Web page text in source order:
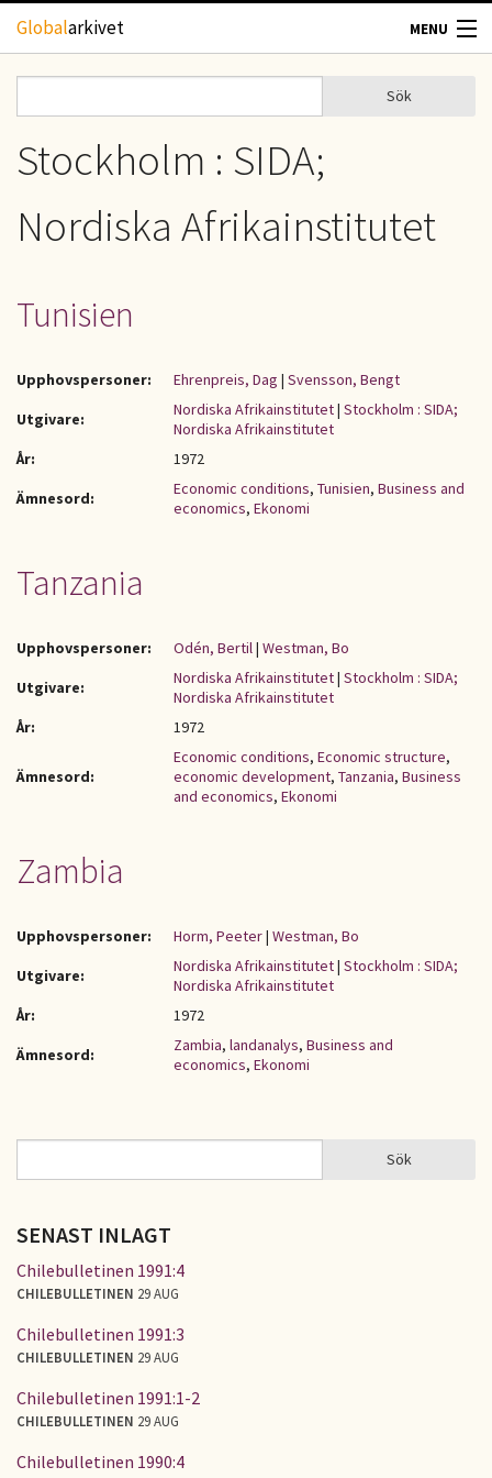
Hoppa till huvudinnehåll
Globalarkivet MENU
TIDSKRIFTER
OM OSS
KONTAKT
Sökformulär
Sök
Stockholm : SIDA;
Nordiska Afrikainstitutet
Tunisien
Upphovspersoner: Ehrenpreis, Dag | Svensson, Bengt
Utgivare:
Nordiska Afrikainstitutet| Stockholm : SIDA;
Nordiska Afrikainstitutet
År:
1972
Ämnesord:
Economic conditions, Tunisien, Business and
economics, Ekonomi
Tanzania
Upphovspersoner: Odén, Bertil| Westman, Bo
Utgivare:
Nordiska Afrikainstitutet| Stockholm : SIDA;
Nordiska Afrikainstitutet
År:
1972
Ämnesord:
Economic conditions, Economic structure,
economic development, Tanzania, Business
and economics, Ekonomi
Zambia
Upphovspersoner: Horm, Peeter| Westman, Bo
Utgivare:
Nordiska Afrikainstitutet| Stockholm : SIDA;
Nordiska Afrikainstitutet
År:
1972
Ämnesord:
Zambia, landanalys, Business and
economics, Ekonomi
SÖKFORMULÄR Sök
SENAST INLAGT
Chilebulletinen 1991:4
CHILEBULLETINEN 29 AUG
Chilebulletinen 1991:3
CHILEBULLETINEN 29 AUG
Chilebulletinen 1991:1-2
CHILEBULLETINEN 29 AUG
Chilebulletinen 1990:4